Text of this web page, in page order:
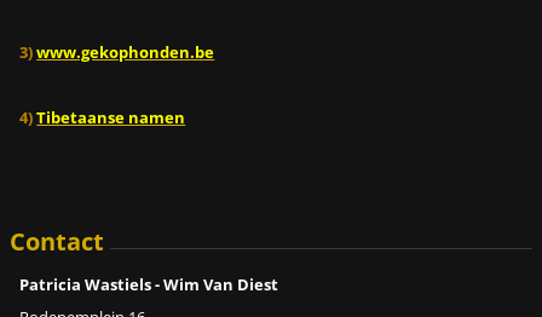
3)www.gekophonden.be
4)Tibetaanse namen
Contact
Patricia Wastiels - Wim Van Diest